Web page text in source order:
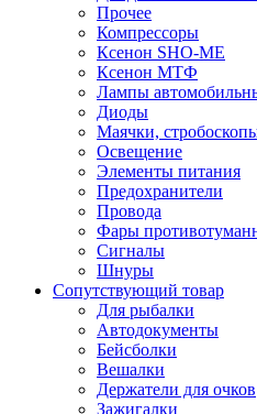
Прочее
Компрессоры
Ксенон SHO-ME
Ксенон МТФ
Лампы
Диоды
Маячки,
Освещение
Элементы питания
Предохранители
Провода
Фары
Сигналы
Шнуры
Сопутствующий товар
Для рыбалки
Автодокументы
Бейсболки
Вешалки
Держатели для очков
Зажигалки